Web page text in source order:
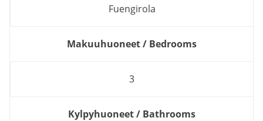
Fuengirola
Makuuhuoneet / Bedrooms
3
Kylpyhuoneet / Bathrooms